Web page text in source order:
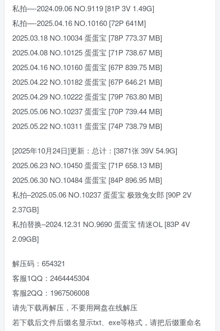
私拍—-2024.09.06 NO.9119 [81P 3V 1.49G]
私拍—-2025.04.16 NO.10160 [72P 641M]
2025.03.18 NO.10034 蛋蛋宝 [78P 773.37 MB]
2025.04.08 NO.10125 蛋蛋宝 [71P 738.67 MB]
2025.04.16 NO.10160 蛋蛋宝 [67P 839.75 MB]
2025.04.22 NO.10182 蛋蛋宝 [67P 646.21 MB]
2025.04.29 NO.10222 蛋蛋宝 [79P 763.80 MB]
2025.05.06 NO.10237 蛋蛋宝 [70P 739.44 MB]
2025.05.22 NO.10311 蛋蛋宝 [74P 738.79 MB]
[2025年10月24日]更新：总计：[3871张 39V 54.9G]
2025.06.23 NO.10450 蛋蛋宝 [71P 658.13 MB]
2025.06.30 NO.10484 蛋蛋宝 [84P 896.95 MB]
私拍–2025.05.06 NO.10237 蛋蛋宝 极致兔女郎 [90P 2V
2.37GB]
私拍替换–2024.12.31 NO.9690 蛋蛋宝 情迷OL [83P 4V
2.09GB]
解压码：654321
客服1QQ：2464445304
客服2QQ：1967506008
请先下载再解压，不要用网盘在线解压
若下载后文件后缀名显示txt、exe等格式，请把后缀重命名